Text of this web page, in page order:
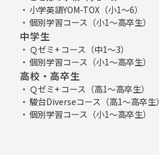
小学英語YOM-TOX（小1～6）
個別学習コース（小1～高卒生）
中学生
Ｑゼミ+ コース（中1～3）
個別学習コース（小1～高卒生）
高校・高卒生
Ｑゼミ+ コース（高1～高卒生）
駿台Diverseコース（高1～高卒生）
個別学習コース（小1～高卒生）